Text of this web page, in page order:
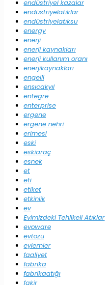
endüstriyel kazalar
endüstriyelatıklar
endüstriyelatıksu
energy
enerji
enerji kaynakları
enerji kullanım oranı
enerjikaynakları
engelli
ensıcakyıl
entegre
enterprise
ergene
ergene nehri
erimesi
eski
eskiaraç
esnek
et
eti
etiket
etkinlik
ev
Evimizdeki Tehlikeli Atıklar
evoware
evtozu
eylemler
faaliyet
fabrika
fabrikaatığı
fakir